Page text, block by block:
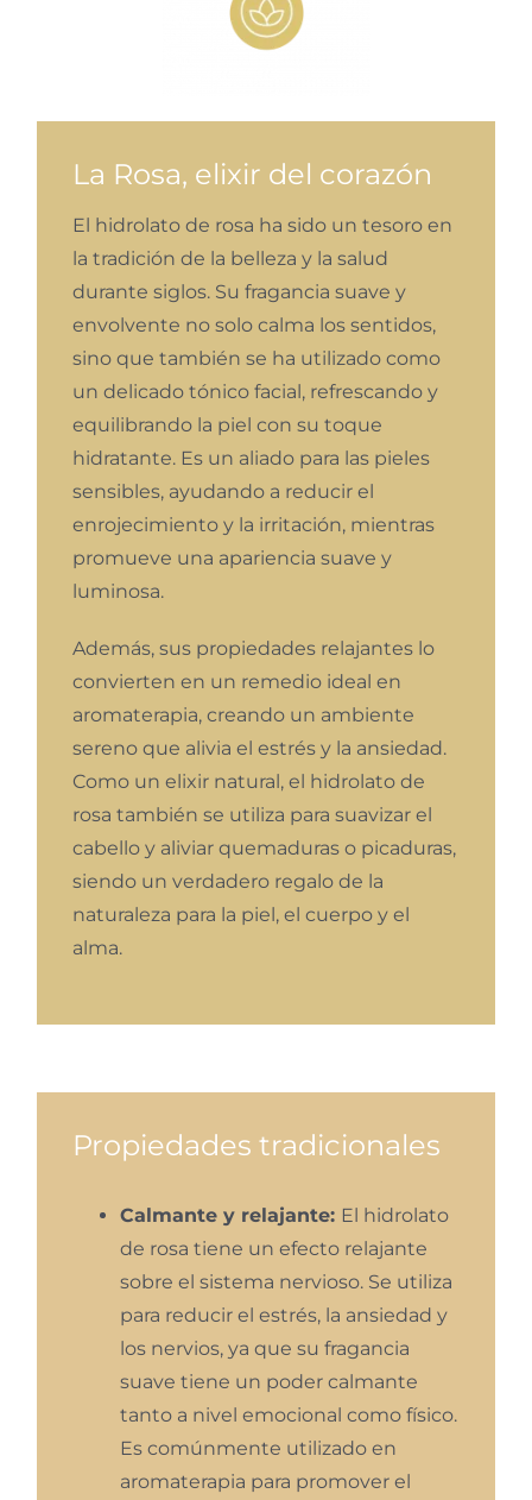
La Rosa, elixir del corazón
El hidrolato de rosa ha sido un tesoro en
la tradición de la belleza y la salud
durante siglos. Su fragancia suave y
envolvente no solo calma los sentidos,
sino que también se ha utilizado como
un delicado tónico facial, refrescando y
equilibrando la piel con su toque
hidratante. Es un aliado para las pieles
sensibles, ayudando a reducir el
enrojecimiento y la irritación, mientras
promueve una apariencia suave y
luminosa.
Además, sus propiedades relajantes lo
convierten en un remedio ideal en
aromaterapia, creando un ambiente
sereno que alivia el estrés y la ansiedad.
Como un elixir natural, el hidrolato de
rosa también se utiliza para suavizar el
cabello y aliviar quemaduras o picaduras,
siendo un verdadero regalo de la
naturaleza para la piel, el cuerpo y el
alma.
Propiedades tradicionales
Calmante y relajante: El hidrolato
de rosa tiene un efecto relajante
sobre el sistema nervioso. Se utiliza
para reducir el estrés, la ansiedad y
los nervios, ya que su fragancia
suave tiene un poder calmante
tanto a nivel emocional como físico.
Es comúnmente utilizado en
aromaterapia para promover el